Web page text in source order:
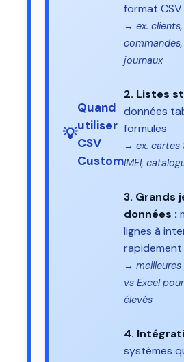
💡
Quand
utiliser
CSV
Custom
format CSV
→ ex.
journaux
2. Listes
données
formules
→ ex. cartes
IMEI,
3. Grands
données :
lignes à
rapidement
→
vs Excel
élevés
4.
systèmes